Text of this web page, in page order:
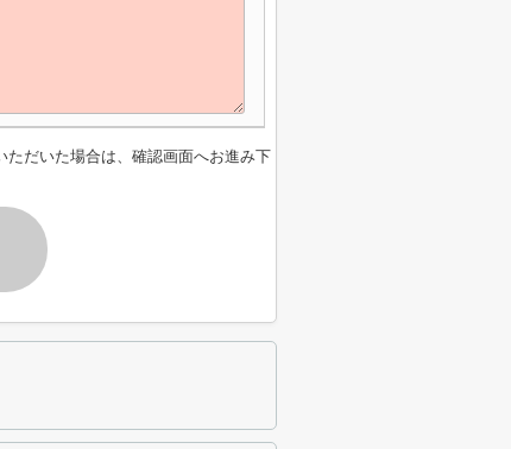
だいた場合は、確認画面へお進み下